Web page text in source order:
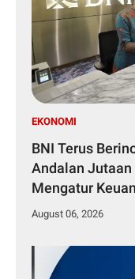
EKONOMI
BNI Terus
Andalan Jutaan
Mengatur
Masa Depan.
August 06, 2026